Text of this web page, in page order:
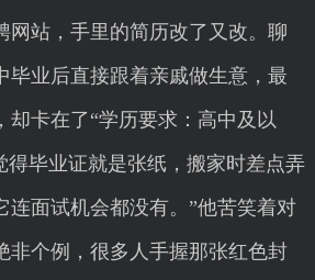
网站，手里的简历改了又改。聊
毕业后直接跟着亲戚做生意，最
却卡在了“学历要求：高中及以
得毕业证就是张纸，搬家时差点弄
连面试机会都没有。”他苦笑着对
非个例，很多人手握那张红色封